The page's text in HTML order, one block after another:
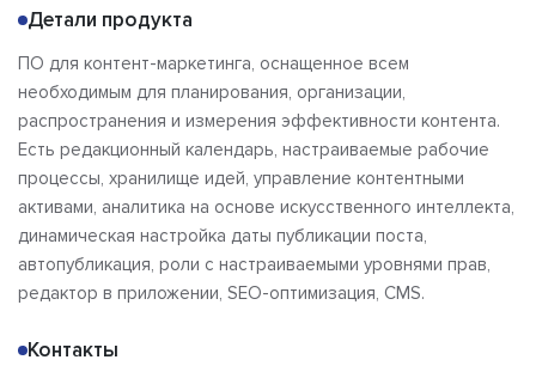
Детали продукта
ПО для контент-маркетинга, оснащенное всем
необходимым для планирования, организации,
распространения и измерения эффективности контента.
Есть редакционный календарь, настраиваемые рабочие
процессы, хранилище идей, управление контентными
активами, аналитика на основе искусственного интеллекта,
динамическая настройка даты публикации поста,
автопубликация, роли с настраиваемыми уровнями прав,
редактор в приложении, SEO-оптимизация, CMS.
Контакты